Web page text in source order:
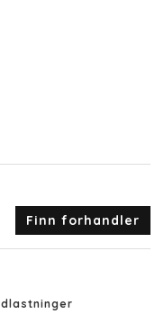
Finn forhandler